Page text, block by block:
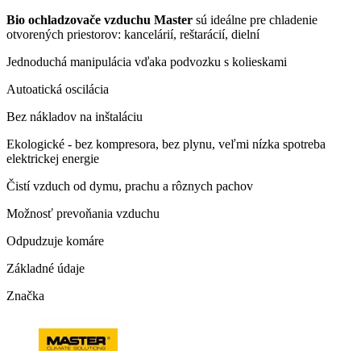
Bio ochladzovače vzduchu Master sú ideálne pre chladenie
otvorených priestorov: kancelárií, reštarácií, dielní
Jednoduchá manipulácia vďaka podvozku s kolieskami
Autoatická oscilácia
Bez nákladov na inštaláciu
Ekologické - bez kompresora, bez plynu, veľmi nízka spotreba
elektrickej energie
Čistí vzduch od dymu, prachu a rôznych pachov
Možnosť prevoňania vzduchu
Odpudzuje komáre
Základné údaje
Značka